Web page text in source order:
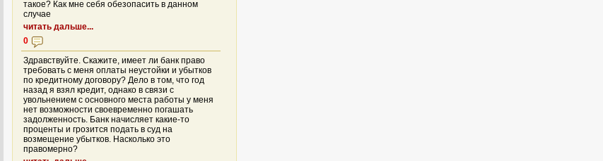
такое? Как мне себя обезопасить в данном
случае
читать дальше...
0
Здравствуйте. Скажите, имеет ли банк право
требовать с меня оплаты неустойки и убытков
по кредитному договору? Дело в том, что год
назад я взял кредит, однако в связи с
увольнением с основного места работы у меня
нет возможности своевременно погашать
задолженность. Банк начисляет какие-то
проценты и грозится подать в суд на
возмещение убытков. Насколько это
правомерно?